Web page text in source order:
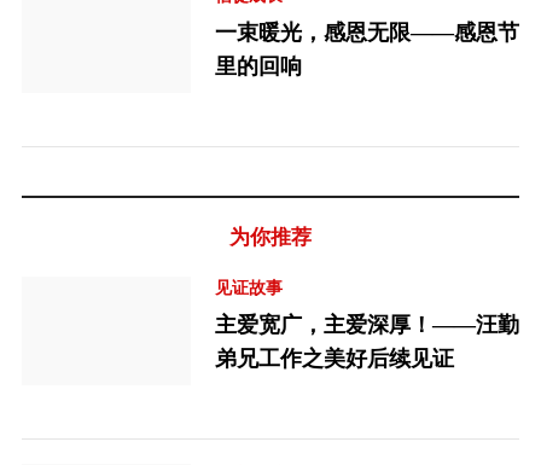
一束暖光，感恩无限——感恩节
里的回响
为你推荐
见证故事
主爱宽广，主爱深厚！——汪勤
弟兄工作之美好后续见证